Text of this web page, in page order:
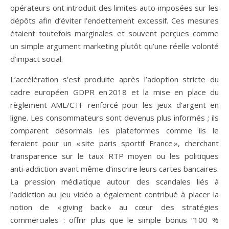
opérateurs ont introduit des limites auto‑imposées sur les
dépôts afin d’éviter l’endettement excessif. Ces mesures
étaient toutefois marginales et souvent perçues comme
un simple argument marketing plutôt qu’une réelle volonté
d’impact social.
L’accélération s’est produite après l’adoption stricte du
cadre européen GDPR en 2018 et la mise en place du
règlement AML/CTF renforcé pour les jeux d’argent en
ligne. Les consommateurs sont devenus plus informés ; ils
comparent désormais les plateformes comme ils le
feraient pour un « site paris sportif France », cherchant
transparence sur le taux RTP moyen ou les politiques
anti‑addiction avant même d’inscrire leurs cartes bancaires.
La pression médiatique autour des scandales liés à
l’addiction au jeu vidéo a également contribué à placer la
notion de « giving back » au cœur des stratégies
commerciales : offrir plus que le simple bonus “100 %